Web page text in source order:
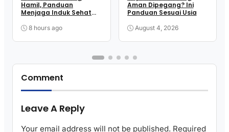
Hamil, Panduan
Menjaga Induk Sehat
8 hours ago
Aman Dipegang? Ini
Panduan Sesuai Usia
August 4, 2026
Comment
Leave A Reply
Your email address will not be published. Required